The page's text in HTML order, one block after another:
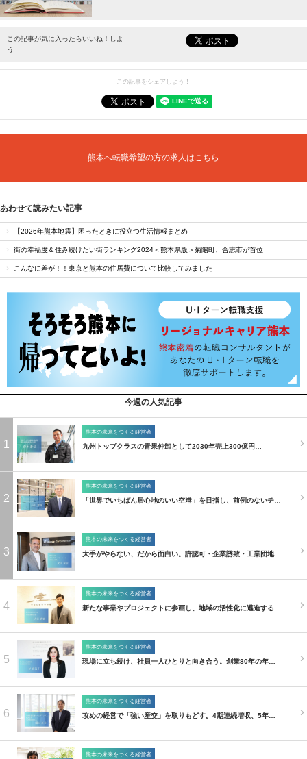
最新情報をお届けします。
この記事が気に入ったらいいね！しよ
う
この記事をシェアしよう！
熊本へ転職希望の方の求人はこちら
あわせて読みたい記事
【2026年熊本地震】困ったときに役立つ生活情報まとめ
街の幸福度＆住み続けたい街ランキング2024＜熊本県版＞菊陽町、合志市が首位
こんなに差が！！東京と熊本の住居費について比較してみました
今週の人気記事
1
熊本の未来をつくる経営者
九州トップクラスの青果仲卸として2030年売上300億円…
2
熊本の未来をつくる経営者
「世界でいちばん居心地のいい空港」を目指し、前例のないチ…
3
熊本の未来をつくる経営者
大手がやらない、だから面白い。許認可・企業誘致・工業団地…
4
熊本の未来をつくる経営者
新たな事業やプロジェクトに参画し、地域の活性化に邁進する…
5
熊本の未来をつくる経営者
現場に立ち続け、社員一人ひとりと向き合う。創業80年の年…
6
熊本の未来をつくる経営者
攻めの経営で「強い産交」を取りもどす。4期連続増収、5年…
熊本の未来をつくる経営者